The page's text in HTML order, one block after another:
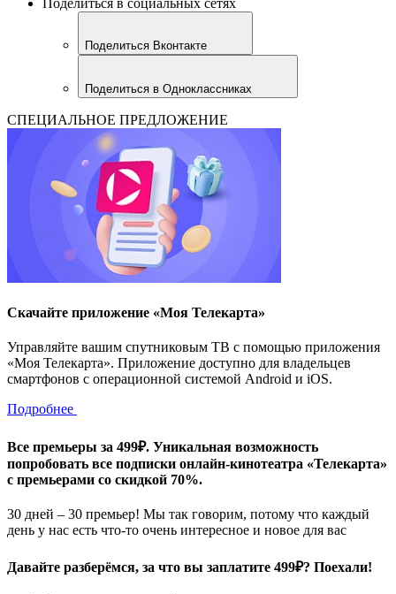
Поделиться Вконтакте
Поделиться в Одноклассниках
СПЕЦИАЛЬНОЕ ПРЕДЛОЖЕНИЕ
Скачайте приложение «Моя Телекарта»
Управляйте вашим спутниковым ТВ с помощью приложения
«Моя Телекарта». Приложение доступно для владельцев
смартфонов с операционной системой Android и iOS.
Подробнее
Все премьеры за 499₽. Уникальная возможность
попробовать все подписки онлайн-кинотеатра «Телекарта»
с премьерами со скидкой 70%.
30 дней – 30 премьер! Мы так говорим, потому что каждый
день у нас есть что-то очень интересное и новое для вас
Давайте разберёмся, за что вы заплатите 499₽? Поехали!